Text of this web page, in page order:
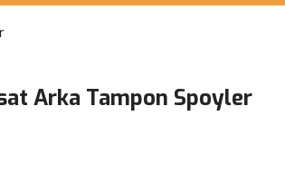
Arka Tampon Spoyler